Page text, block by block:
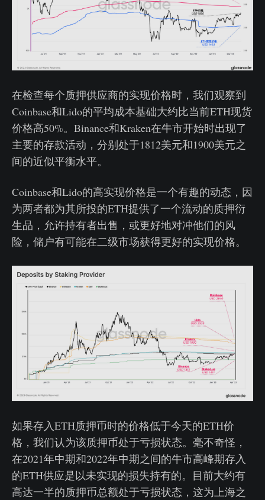
在检查每个质押供应商的实现价格时，我们观察到
Coinbase和Lido的平均成本基础大约比当前ETH现货
价格高50%。Binance和Kraken在牛市开始时出现了
主要的存款活动，分别处于1812美元和1900美元之
间的近似平衡水平。
Coinbase和Lido的高实现价格是一个有趣的动态，因
为两者都为其所投的ETH提供了一个流动的质押衍
生品，允许持有者出售，或更好地对冲他们的风
险，储户有可能在二级市场获得更好的实现价格。
如果存入ETH质押币时的价格低于今天的ETH价
格，我们认为该质押币处于亏损状态。毫不奇怪，
在2021年中期和2022年中期之间的牛市高峰期存入
的ETH供应是以未实现的损失持有的。目前大约有
高达一半的质押币总额处于亏损状态，这为上海之